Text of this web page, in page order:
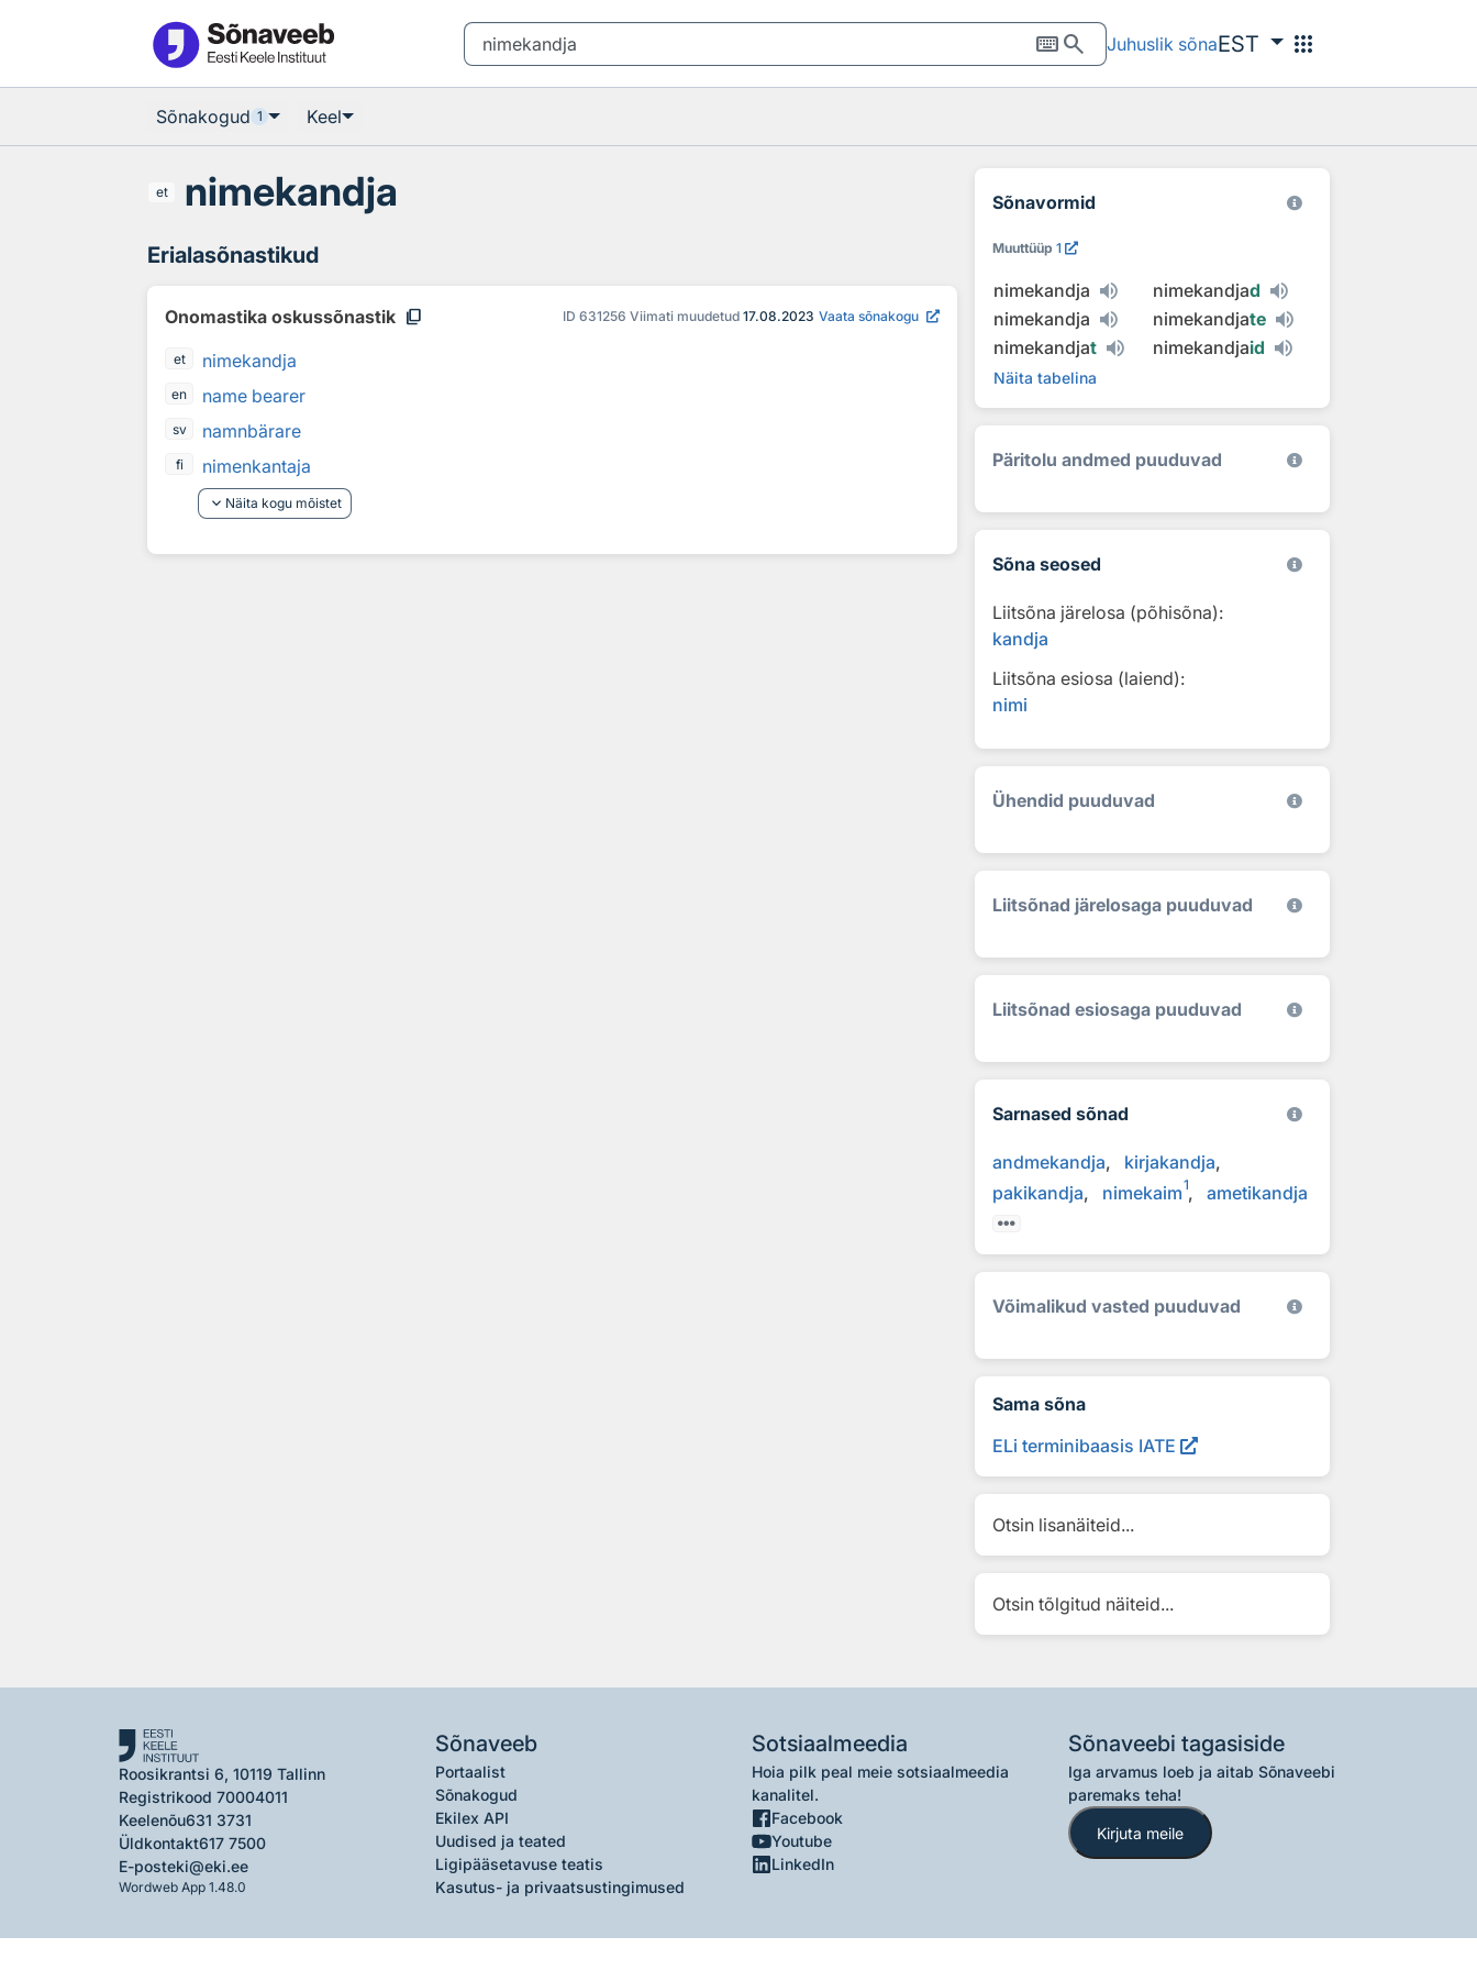
keyboardsearch Juhuslik sõnaEST apps
Sõnakogud 1 Keel
et nimekandja
Erialasõnastikud
Onomastika oskussõnastik content_copy ID 631256 Viimati muudetud 17.08.2023 Vaata sõnakogu
et nimekandja
en name bearer
sv namnbärare
fi
nimenkantaja
keyboard_arrow_down Näita kogu mõistet
Sõnavormid
Muuttüüp 1
nimekandja nimekandjad
nimekandja
nimekandjate
nimekandjat nimekandjaid
Näita tabelina
Päritolu andmed puuduvad
Sõna seosed
Liitsõna järelosa (põhisõna):
kandja
Liitsõna esiosa (laiend):
nimi
Ühendid puuduvad
Liitsõnad järelosaga puuduvad
Liitsõnad esiosaga puuduvad
Sarnased sõnad
andmekandja
kirjakandja
pakikandja
nimekaim1 ametikandja
Võimalikud vasted puuduvad
Sama sõna
ELi terminibaasis IATE
Otsin lisanäiteid...
Otsin tõlgitud näiteid...
Roosikrantsi 6, 10119 Tallinn
Registrikood 70004011
Keelenõu631 3731
Üldkontakt617 7500
E-posteki@eki.ee
Wordweb App 1.48.0
Sõnaveeb
Portaalist
Sõnakogud
Ekilex API
Uudised ja teated
Ligipääsetavuse teatis
Kasutus- ja privaatsustingimused
Sotsiaalmeedia
Hoia pilk peal meie sotsiaalmeedia
kanalitel.
Facebook
Youtube
LinkedIn
Sõnaveebi tagasiside
Iga arvamus loeb ja aitab Sõnaveebi
paremaks teha!
Kirjuta meile